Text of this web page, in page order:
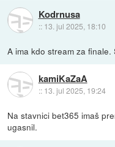
Kodrnusa
:: 13. jul 2025, 18:10
A ima kdo stream za
kamiKaZaA
:: 13. jul 2025, 19:24
Na stavnici bet365 imaš
ugasnil.